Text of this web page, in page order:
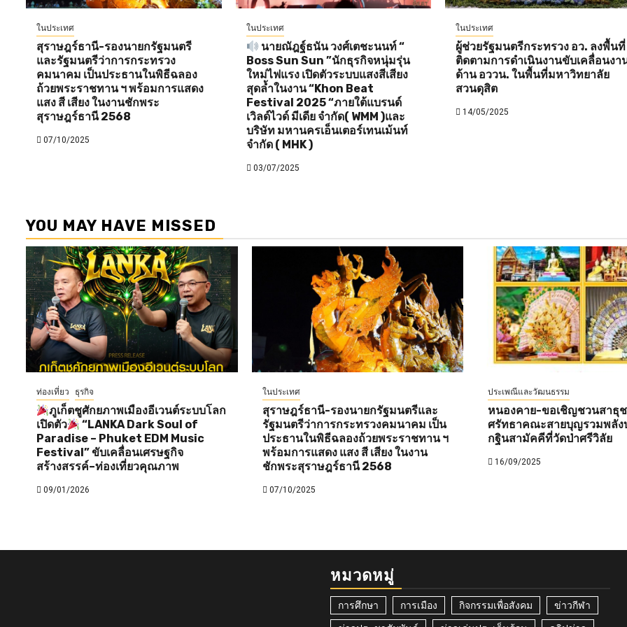
ในประเทศ
สุราษฎร์ธานี-รองนายกรัฐมนตรี
และรัฐมนตรีว่าการกระทรวง
คมนาคม เป็นประธานในพิธีฉลอง
ถ้วยพระราชทาน ฯ พร้อมการแสดง
แสง สี เสียง ในงานชักพระ
สุราษฎร์ธานี 2568
07/10/2025
ในประเทศ
นายณัฎฐ์ธนัน วงศ์เตชะนนท์ “
Boss Sun Sun ”นักธุรกิจหนุ่มรุ่น
ใหม่ไฟแรง เปิดตัวระบบแสงสีเสียง
สุดล้ำในงาน “Khon Beat
Festival 2025 “ภายใต้แบรนด์
เวิลด์ไวด์ มีเดีย จำกัด( WMM )และ
บริษัท มหานครเอ็นเตอร์เทนเม้นท์
จำกัด ( MHK )
03/07/2025
ในประเทศ
ผู้ช่วยรัฐมนตรีกระทรวง อว. ลงพื้นที่
ติดตามการดำเนินงานขับเคลื่อนงา
ด้าน อววน. ในพื้นที่มหาวิทยาลัย
สวนดุสิต
14/05/2025
YOU MAY HAVE MISSED
ท่องเที่ยว ธุรกิจ
ภูเก็ตชูศักยภาพเมืองอีเวนต์ระบบโลก
เปิดตัว
“LANKA Dark Soul of
Paradise – Phuket EDM Music
Festival” ขับเคลื่อนเศรษฐกิจ
สร้างสรรค์–ท่องเที่ยวคุณภาพ
09/01/2026
ในประเทศ
สุราษฎร์ธานี-รองนายกรัฐมนตรีและ
รัฐมนตรีว่าการกระทรวงคมนาคม เป็น
ประธานในพิธีฉลองถ้วยพระราชทาน ฯ
พร้อมการแสดง แสง สี เสียง ในงาน
ชักพระสุราษฎร์ธานี 2568
07/10/2025
ประเพณีและวัฒนธรรม
หนองคาย-ขอเชิญชวนสาธุ
ศรัทธาคณะสายบุญรวมพลั
กฐินสามัคคีที่วัดป่าศรีวิลัย
16/09/2025
หมวดหมู่
การศึกษา การเมือง กิจกรรมเพื่อสังคม ข่าวกีฬา